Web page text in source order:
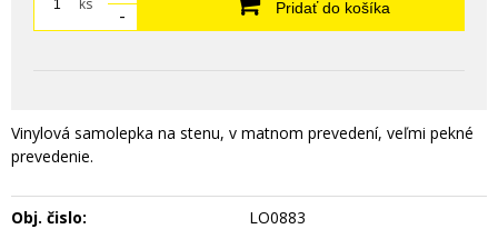
ks
-
Pridať do košíka
Vinylová samolepka na stenu, v matnom prevedení, veľmi pekné
prevedenie.
Obj. čislo: LO0883